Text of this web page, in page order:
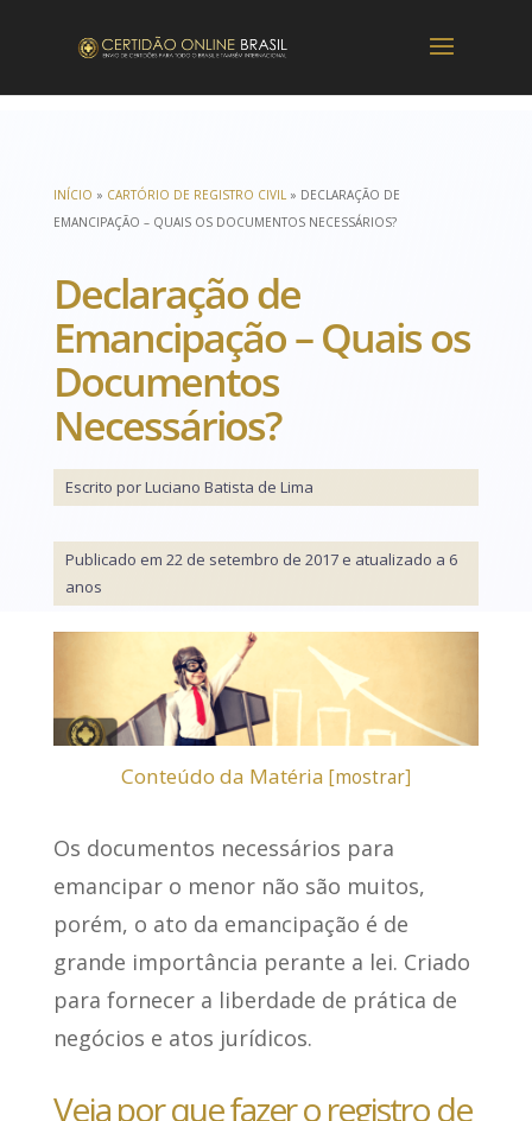
INÍCIO » CARTÓRIO DE REGISTRO CIVIL» DECLARAÇÃO DE
EMANCIPAÇÃO – QUAIS OS DOCUMENTOS NECESSÁRIOS?
Declaração de
Emancipação – Quais os
Documentos
Necessários?
Escrito por Luciano Batista de Lima
Publicado em 22 de setembro de 2017 e atualizado a 6
anos
Conteúdo da Matéria [mostrar]
Os documentos necessários para
emancipar o menornão são muitos,
porém, o ato da emancipação é de
grande importância perante a lei. Criado
para fornecer a liberdade de prática de
negócios e atos jurídicos.
Veja por que fazer o registro de